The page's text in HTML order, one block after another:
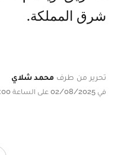
شرق المملكة.
تحرير من طرف محمد شلاي
في 02/08/2025 على الساعة 17:00